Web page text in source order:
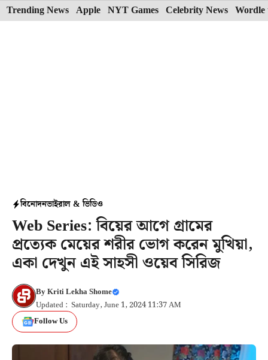
Skip
to
Trending News Apple NYT Games Celebrity News Wordle
বিনোদনভাইরাল & ভিডিও
Web Series: বিয়ের আগে গ্রামের
প্রত্যেক মেয়ের শরীর ভোগ করেন মুখিয়া,
একা দেখুন এই সাহসী ওয়েব সিরিজ
ByKriti Lekha Shome
Updated : Saturday, June 1, 2024 11:37 AM
Follow Us